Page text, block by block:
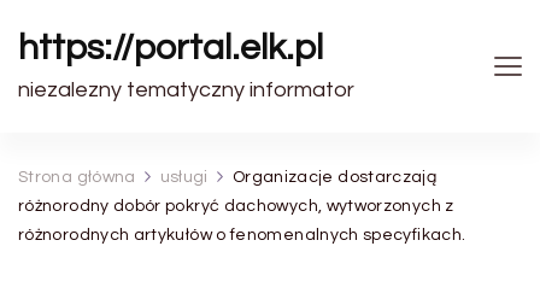
https://portal.elk.pl
niezalezny tematyczny informator
Strona główna usługi
Organizacje dostarczają
różnorodny dobór pokryć dachowych, wytworzonych z
różnorodnych artykułów o fenomenalnych specyfikach.